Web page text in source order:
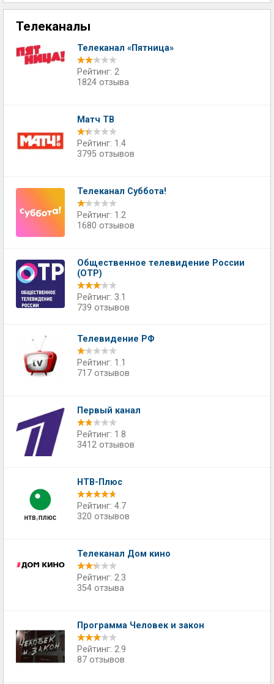
Телеканалы
Телеканал «Пятница»
Рейтинг: 2
1824 отзыва
Матч ТВ
Рейтинг: 1.4
3795 отзывов
Телеканал Суббота!
Рейтинг: 1.2
1680 отзывов
Общественное телевидение России
(ОТР)
Рейтинг: 3.1
739 отзывов
Телевидение РФ
Рейтинг: 1.1
717 отзывов
Первый канал
Рейтинг: 1.8
3412 отзывов
НТВ-Плюс
Рейтинг: 4.7
320 отзывов
Телеканал Дом кино
Рейтинг: 2.3
354 отзыва
Программа Человек и закон
Рейтинг: 2.9
87 отзывов